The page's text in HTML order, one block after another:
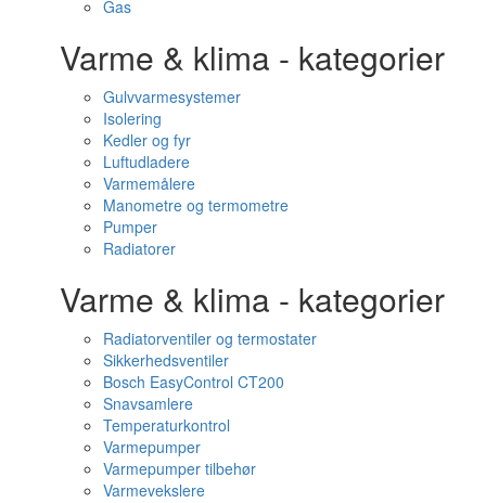
Gas
Varme & klima - kategorier
Gulvvarmesystemer
Isolering
Kedler og fyr
Luftudladere
Varmemålere
Manometre og termometre
Pumper
Radiatorer
Varme & klima - kategorier
Radiatorventiler og termostater
Sikkerhedsventiler
Bosch EasyControl CT200
Snavsamlere
Temperaturkontrol
Varmepumper
Varmepumper tilbehør
Varmevekslere